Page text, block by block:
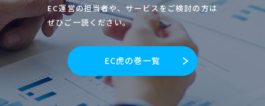
EC運営の担当者や、サービスをご検討の方は
ぜひご一読ください。
EC虎の巻一覧